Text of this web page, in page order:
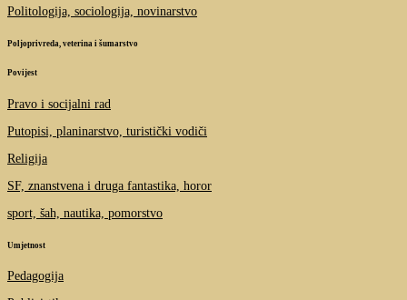
Politologija, sociologija, novinarstvo
Poljoprivreda, veterina i šumarstvo
Povijest
Pravo i socijalni rad
Putopisi, planinarstvo, turistički vodiči
Religija
SF, znanstvena i druga fantastika, horor
sport, šah, nautika, pomorstvo
Umjetnost
Pedagogija